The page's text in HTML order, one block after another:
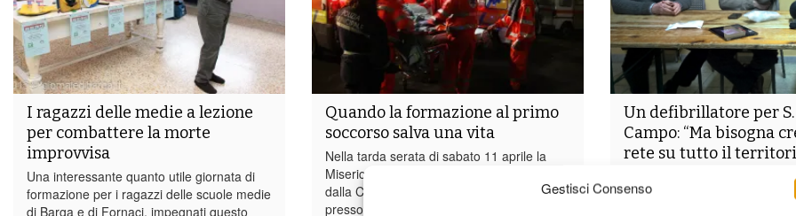
Gestisci Consenso
I ragazzi delle medie a lezione
per combattere la morte
improvvisa
Una interessante quanto utile giornata di
formazione per i ragazzi delle scuole medie
di Barga e di Fornaci, impegnati questo
Quando la formazione al primo
soccorso salva una vita
Nella tarda serata di sabato 11 aprile la
Misericordia del Barghigiano è stata inviata,
dalla Centrale Operativa 118 di Lucca,
presso un noto ristorante in Valle del
Un defibrillatore per
Campo: “Ma bisogna
rete su tutto il
Verso la nascita di una rete
sparsi nel territorio del
soprattutto verso lcon la